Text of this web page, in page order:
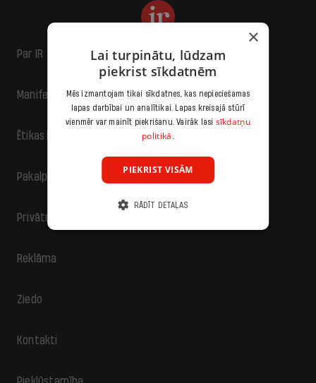
Par IR
Manifests
Ētikas kodekss
Pakalpojumu sniegšanas noteikumi
Privātuma politika
Reklāma
Ziedo
Kontakti
×
Lai turpinātu, lūdzam
piekrist sīkdatnēm
Mēs izmantojam tikai sīkdatnes, kas nepieciešamas
lapas darbībai un analītikai. Lapas kreisajā stūrī
vienmēr var mainīt piekrišanu. Vairāk lasi sīkdatņu
politikā.
PIEKRIST VISĀM
RĀDĪT DETAĻAS